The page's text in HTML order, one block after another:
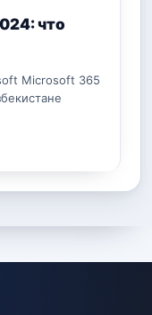
что
Microsoft 365